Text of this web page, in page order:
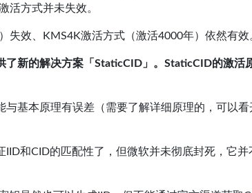
活方式并未失效。
失效、KMS4K激活方式（激活4000年）依然有效
了新的解决方案「StaticCID」。StaticCID的激活
基本原理有误差（需要了解详细原理的，可以看
和CID的匹配性了，但微软并未彻底封死，它并